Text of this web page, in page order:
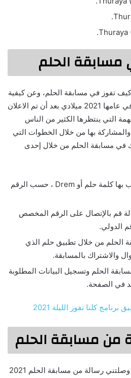
Thuraya
الحلم
تفوز في مسابقة الحلم، وعن كيفية
الاشتراك في مسابقة الحلم في عامها 2021 ميلادي بعد أن تم الاعلان
التي ينتظرها الكثير من الناس
بها من خلال الخطوات التي
في مسابقة الحلم من خلال إحدى
قم بإرسال رسالة وأكتب بها كلمة حلم أو Drem ، حسب الرقم
قم بالإتصال على الرقم المخصص
الدولي.
الحلم من خلال تطبيق حلم الذي
والاشتراك بالمسابقة.
الحلم وتسجيل البيانات المطلوبة
في الصفحة.
كلنا نفوز الليلة 2021
من مسابقة الحلم
يتساءل الكثير من الناس عن وصلتني رسالة من مسابقة الحلم 2021